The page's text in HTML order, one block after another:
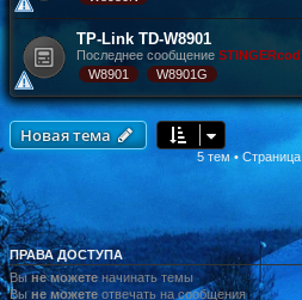
TP-Link TD-W8901
Последнее сообщение STINGERcod
W8901
W8901G
Новая тема
5 тем • Страница
ПРАВА ДОСТУПА
Выне можетеначинать темы
Выне можете отвечать на сообщения